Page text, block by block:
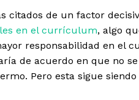
citados de un factor
en el currículum, algo
responsabilidad en el
de acuerdo en que no
Pero esta sigue